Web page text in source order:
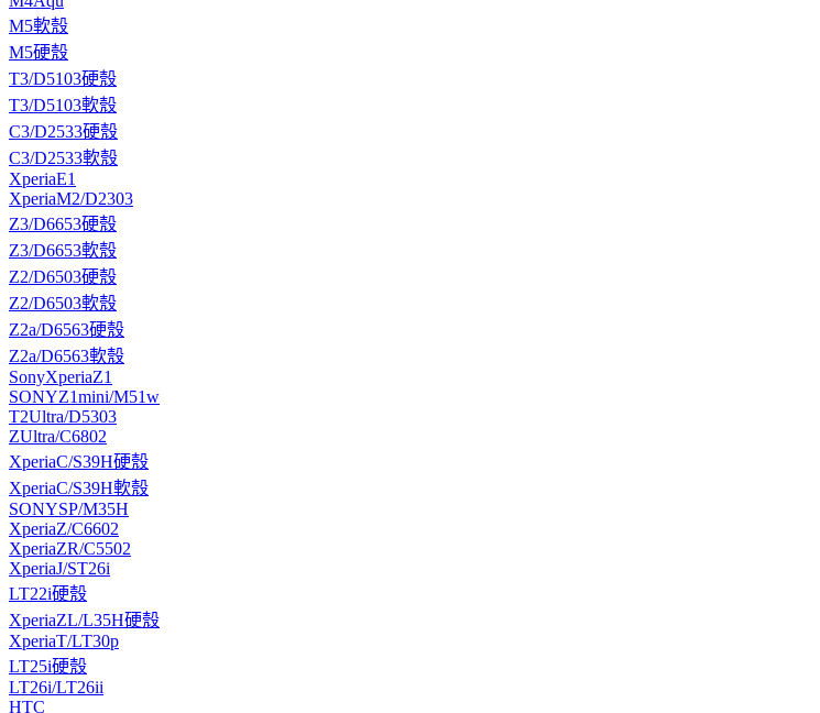
M5軟殼
M5硬殼
T3/D5103硬殼
T3/D5103軟殼
C3/D2533硬殼
C3/D2533軟殼
XperiaE1
XperiaM2/D2303
Z3/D6653硬殼
Z3/D6653軟殼
Z2/D6503硬殼
Z2/D6503軟殼
Z2a/D6563硬殼
Z2a/D6563軟殼
SonyXperiaZ1
SONYZ1mini/M51w
T2Ultra/D5303
ZUltra/C6802
XperiaC/S39H硬殼
XperiaC/S39H軟殼
SONYSP/M35H
XperiaZ/C6602
XperiaZR/C5502
XperiaJ/ST26i
LT22i硬殼
XperiaZL/L35H硬殼
XperiaT/LT30p
LT25i硬殼
LT26i/LT26ii
HTC